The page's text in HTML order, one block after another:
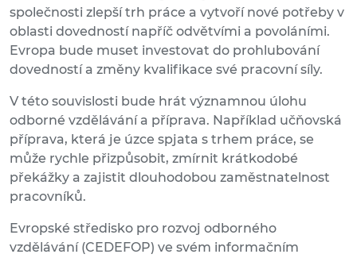
společnosti zlepší trh práce a vytvoří nové potřeby v
oblasti dovedností napříč odvětvími a povoláními.
Evropa bude muset investovat do prohlubování
dovedností a změny kvalifikace své pracovní síly.
V této souvislosti bude hrát významnou úlohu
odborné vzdělávání a příprava. Například učňovská
příprava, která je úzce spjata s trhem práce, se
může rychle přizpůsobit, zmírnit krátkodobé
překážky a zajistit dlouhodobou zaměstnatelnost
pracovníků.
Evropské středisko pro rozvoj odborného
vzdělávání (CEDEFOP) ve svém informačním